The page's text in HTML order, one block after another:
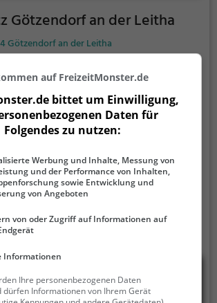
Götzendorf an der Leitha
Götzendorf an der Leitha
Götzendorf an der Leitha ist ein
in Götzendorf an der Leitha.
bietet der Picknickplatz Götzendorf
Möglichkeiten für ein gemütliches
Egal ob als Ziel für einen
Götzendorf an der Leitha ist der
die Akkus wieder aufzutanken und
unter freiem Himmel zu genießen.
auf FreizeitMonster.de
bittet um Einwilligung,
Daten für
Folgendes zu nutzen:
Werbung und Inhalte, Messung von
und der Performance von Inhalten,
sowie Entwicklung und
von Angeboten
von oder Zugriff auf Informationen auf
Informationen
Ihre personenbezogenen Daten
dürfen Informationen von Ihrem Gerät